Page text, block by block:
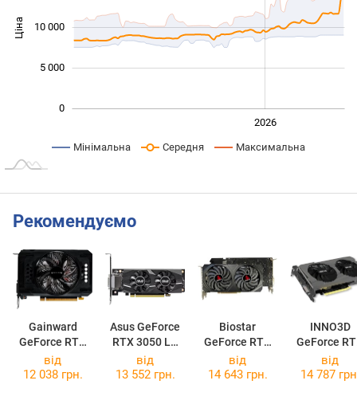
Ціна 10 000
0
5 000
10 000
2026
Мінімальна Середня Максимальна
Рекомендуємо
Gainward
GeForce RTX
3050 Pegasus
6GB
Asus GeForce
RTX 3050 LP
BRK OC 6GB
Biostar
GeForce RTX
3050
VN3516RF68-
INNO3D
GeForce
3050 6GB
X2 V2
від
12 038 грн.
від
13 552 грн.
від
14 643 грн.
від
14 787